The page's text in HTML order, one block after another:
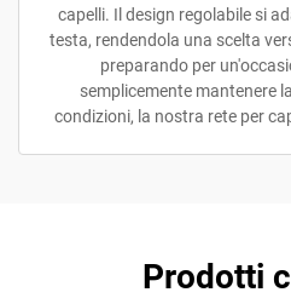
capelli. Il design regolabile si
testa, rendendola una scelta
preparando per
semplicemente mantenere
condizioni, la nostra rete per
Prodotti